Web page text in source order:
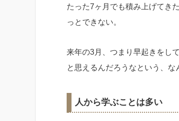
たった7ヶ月でも積み上げてき
っとできない。
来年の3月、つまり早起きをし
と思えるんだろうなという、な
人から学ぶことは多い